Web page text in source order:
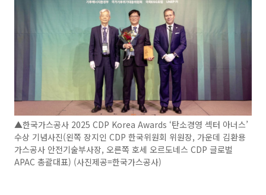
▲한국가스공사 2025 CDP Korea Awards ‘탄소경영 섹터 아너스’
수상 기념사진(왼쪽 장지인 CDP 한국위원회 위원장, 가운데 김환용
가스공사 안전기술부사장, 오른쪽 호세 오르도네스 CDP 글로벌
APAC 총괄대표) (사진제공=한국가스공사)